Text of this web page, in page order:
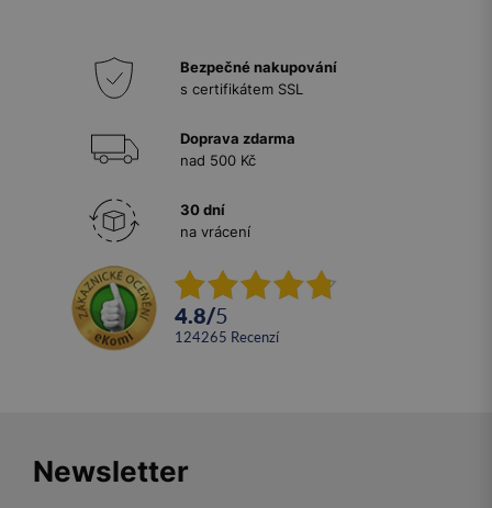
Bezpečné nakupování
s certifikátem SSL
Doprava zdarma
nad 500 Kč
30 dní
na vrácení
4.8/5
124265 recenzí
Newsletter